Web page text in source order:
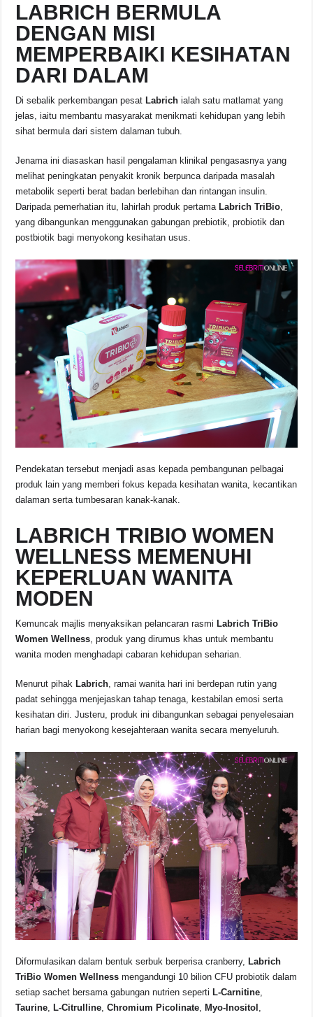
LABRICH BERMULA
DENGAN MISI
MEMPERBAIKI KESIHATAN
DARI DALAM
Di sebalik perkembangan pesat Labrich ialah satu matlamat yang
jelas, iaitu membantu masyarakat menikmati kehidupan yang lebih
sihat bermula dari sistem dalaman tubuh.
Jenama ini diasaskan hasil pengalaman klinikal pengasasnya yang
melihat peningkatan penyakit kronik berpunca daripada masalah
metabolik seperti berat badan berlebihan dan rintangan insulin.
Daripada pemerhatian itu, lahirlah produk pertama Labrich TriBio,
yang dibangunkan menggunakan gabungan prebiotik, probiotik dan
postbiotik bagi menyokong kesihatan usus.
Pendekatan tersebut menjadi asas kepada pembangunan pelbagai
produk lain yang memberi fokus kepada kesihatan wanita, kecantikan
dalaman serta tumbesaran kanak-kanak.
LABRICH TRIBIO WOMEN
WELLNESS MEMENUHI
KEPERLUAN WANITA
MODEN
Kemuncak majlis menyaksikan pelancaran rasmi Labrich TriBio
Women Wellness, produk yang dirumus khas untuk membantu
wanita moden menghadapi cabaran kehidupan seharian.
Menurut pihak Labrich, ramai wanita hari ini berdepan rutin yang
padat sehingga menjejaskan tahap tenaga, kestabilan emosi serta
kesihatan diri. Justeru, produk ini dibangunkan sebagai penyelesaian
harian bagi menyokong kesejahteraan wanita secara menyeluruh.
Diformulasikan dalam bentuk serbuk berperisa cranberry, Labrich
TriBio Women Wellness mengandungi 10 bilion CFU probiotik dalam
setiap sachet bersama gabungan nutrien seperti L-Carnitine,
Taurine, L-Citrulline,Chromium Picolinate, Myo-Inositol ,